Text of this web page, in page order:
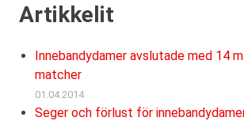
Artikkelit
Innebandydamer avslutade med 14
matcher
01.04.2014
Seger och förlust för